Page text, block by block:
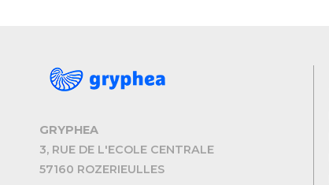
GRYPHEA
3, RUE DE L'ECOLE CENTRALE
57160 ROZERIEULLES